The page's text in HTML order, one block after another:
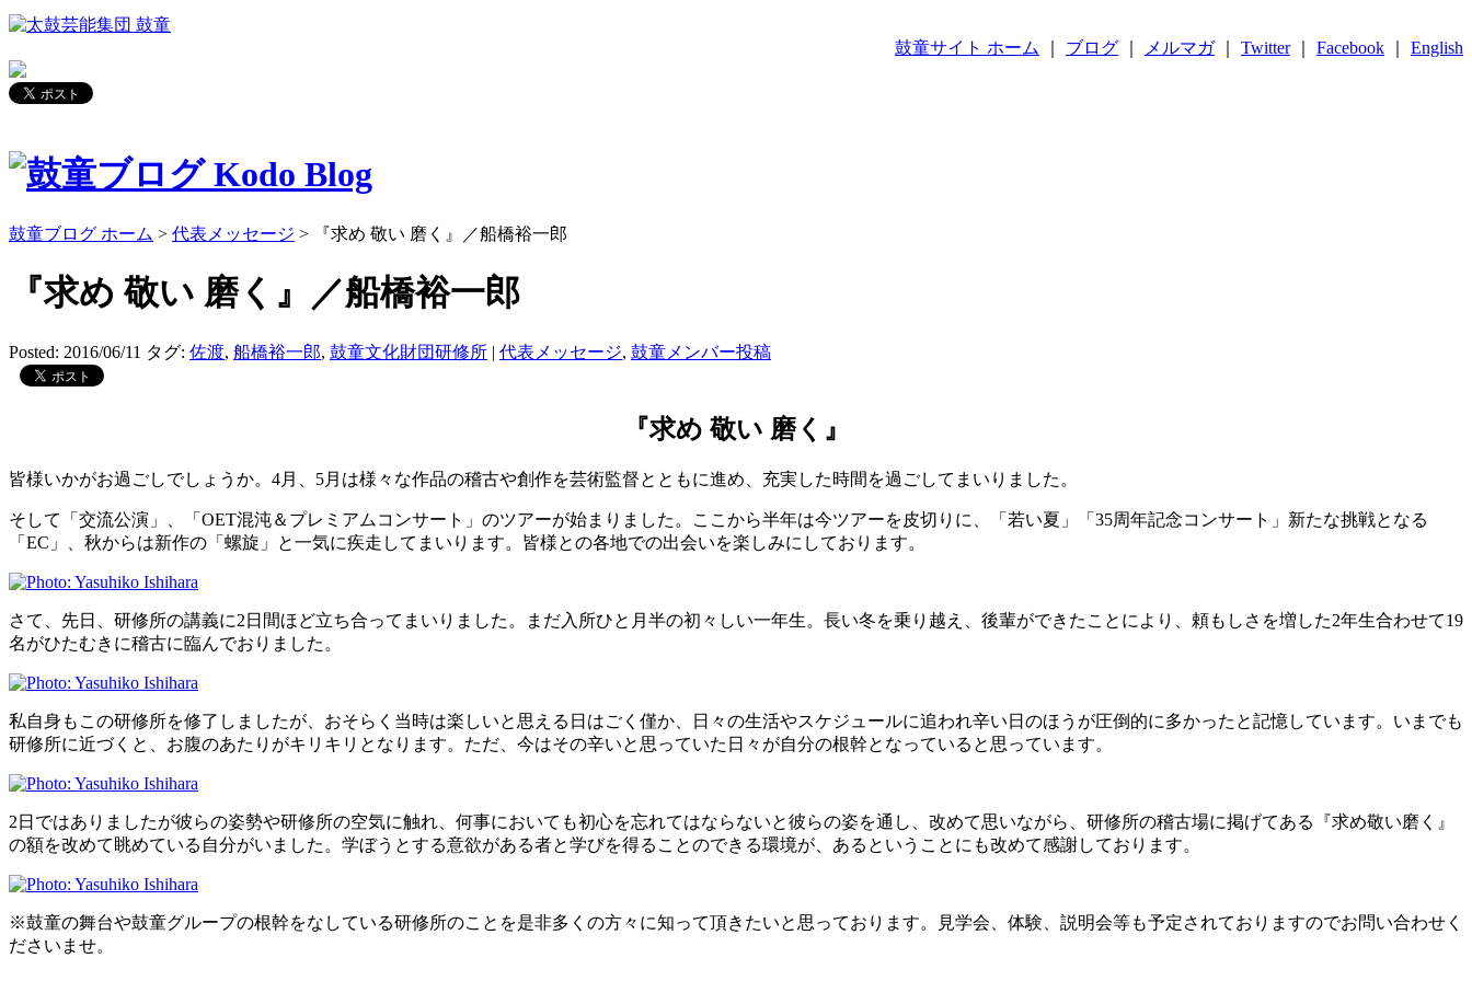
鼓童サイト ホーム ブログ メルマガ｜ Twitter｜ Facebook English
鼓童ブログ ホーム > 代表メッセージ > 『求め 敬い 磨く』／船橋裕一郎
『求め 敬い 磨く』／船橋裕一郎
Posted: 2016/06/11 タグ: 佐渡, 船橋裕一郎, 鼓童文化財団研修所 | 代表メッセージ, 鼓童メンバー投稿
『求め 敬い 磨く』
皆様いかがお過ごしでしょうか。4月、5月は様々な作品の稽古や創作を芸術監督とともに進め、充実した時間を過ごしてまいりました。
そして「交流公演」、「OET混沌＆プレミアムコンサート」のツアーが始まりました。ここから半年は今ツアーを皮切りに、「若い夏」「35周年記念コンサート」新たな挑戦となる
「EC」、秋からは新作の「螺旋」と一気に疾走してまいります。皆様との各地での出会いを楽しみにしております。
さて、先日、研修所の講義に2日間ほど立ち合ってまいりました。まだ入所ひと月半の初々しい一年生。長い冬を乗り越え、後輩ができたことにより、頼もしさを増した2年生合わせて19
名がひたむきに稽古に臨んでおりました。
私自身もこの研修所を修了しましたが、おそらく当時は楽しいと思える日はごく僅か、日々の生活やスケジュールに追われ辛い日のほうが圧倒的に多かったと記憶しています。いまでも
研修所に近づくと、お腹のあたりがキリキリとなります。ただ、今はその辛いと思っていた日々が自分の根幹となっていると思っています。
2日ではありましたが彼らの姿勢や研修所の空気に触れ、何事においても初心を忘れてはならないと彼らの姿を通し、改めて思いながら、研修所の稽古場に掲げてある『求め敬い磨く』
の額を改めて眺めている自分がいました。学ぼうとする意欲がある者と学びを得ることのできる環境が、あるということにも改めて感謝しております。
※鼓童の舞台や鼓童グループの根幹をなしている研修所のことを是非多くの方々に知って頂きたいと思っております。見学会、体験、説明会等も予定されておりますのでお問い合わせく
ださいませ。